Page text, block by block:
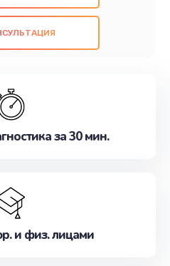
за 30 мин.
и физ. лицами